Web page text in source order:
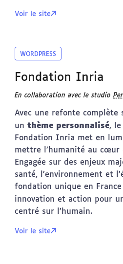
Voir le site
WORDPRESS
Fondation Inria
En collaboration avec le studio
Avec une refonte complète
un thème personnalisé,
Fondation Inria met en
mettre l’humanité au cœur
Engagée sur des enjeux
santé, l’environnement et
fondation unique en
innovation et action pour
centré sur l’humain.
Voir le site